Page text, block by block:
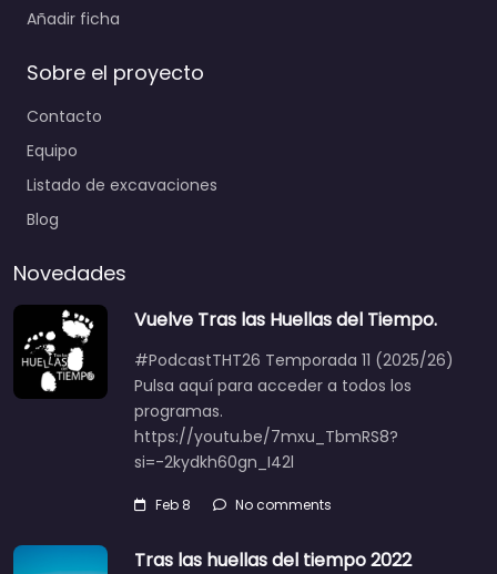
Añadir ficha
Sobre el proyecto
Contacto
Equipo
Listado de excavaciones
Blog
Novedades
Vuelve Tras las Huellas del Tiempo.
#PodcastTHT26 Temporada 11 (2025/26)
Pulsa aquí para acceder a todos los
programas.
https://youtu.be/7mxu_TbmRS8?
si=-2kydkh60gn_I42l
Feb 8 No comments
Tras las huellas del tiempo 2022